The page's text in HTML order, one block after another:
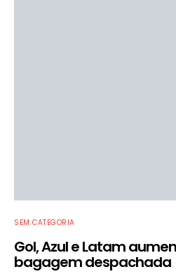
SEM CATEGORIA
Gol, Azul e Latam
bagagem despachada